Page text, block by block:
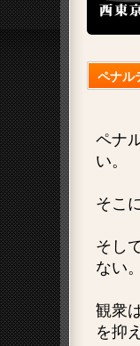
ペナル
ペナ
い。
そこ
そし
ない。
観衆
を抑え